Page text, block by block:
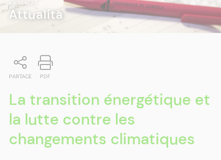
A RICERCA
Attualità
PARTAGE PDF
La transition énergétique et
la lutte contre les
changements climatiques